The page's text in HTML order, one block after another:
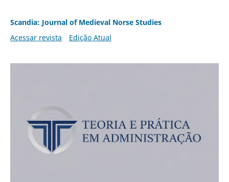
Scandia: Journal of Medieval Norse Studies
Acessar revista
Edição Atual